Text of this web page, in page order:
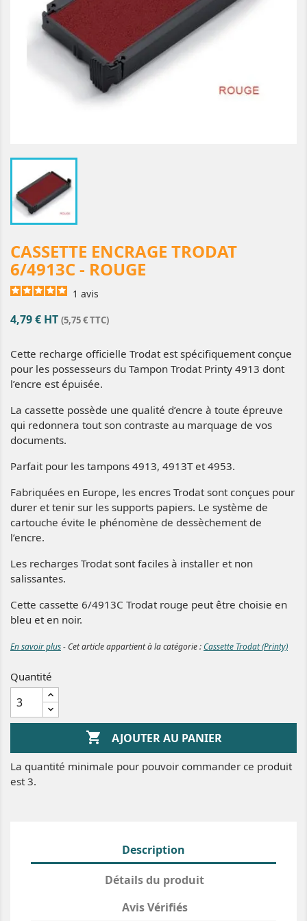
CASSETTE ENCRAGE TRODAT
6/4913C - ROUGE
1 avis
4,79 € HT (5,75 € TTC)
Cette recharge officielle Trodat est spécifiquement conçue
pour les possesseurs du Tampon Trodat Printy 4913 dont
l’encre est épuisée.
La cassette possède une qualité d’encre à toute épreuve
qui redonnera tout son contraste au marquage de vos
documents.
Parfait pour les tampons 4913, 4913T et 4953.
Fabriquées en Europe, les encres Trodat sont conçues pour
durer et tenir sur les supports papiers. Le système de
cartouche évite le phénomène de dessèchement de
l’encre.
Les recharges Trodat sont faciles à installer et non
salissantes.
Cette cassette 6/4913C Trodat rouge peut être choisie en
bleu et en noir.
En savoir plus- Cet article appartient à la catégorie :Cassette Trodat (Printy)
Quantité
 AJOUTER AU PANIER
La quantité minimale pour pouvoir commander ce produit
est 3.
Description
Détails du produit
Avis Vérifiés